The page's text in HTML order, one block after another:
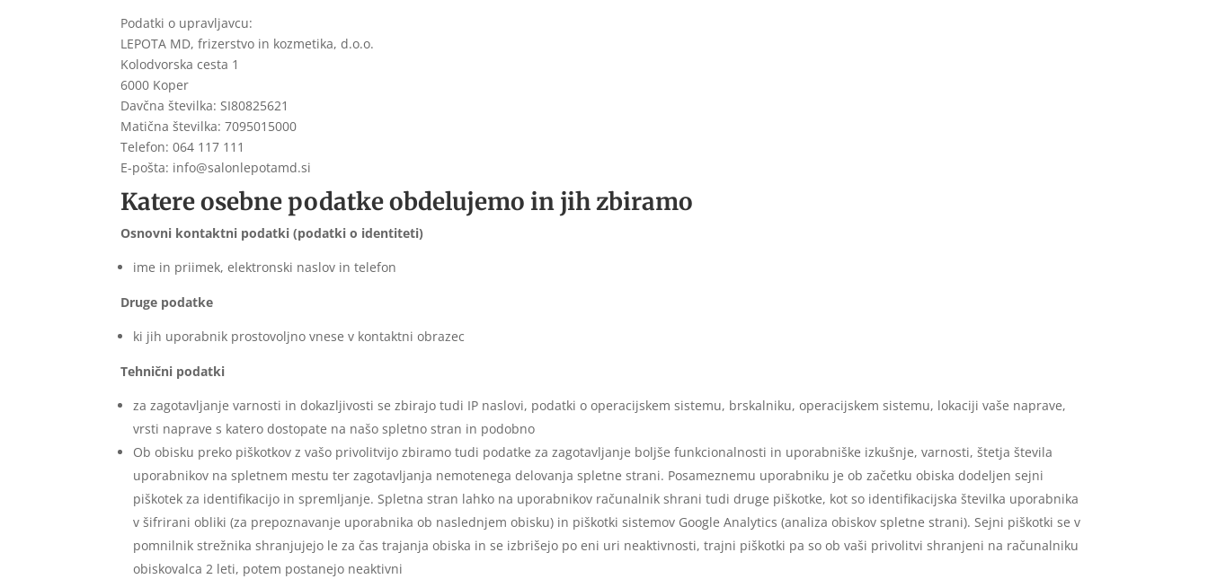
Podatki o upravljavcu:
LEPOTA MD, frizerstvo in kozmetika, d.o.o.
Kolodvorska cesta 1
6000 Koper
Davčna številka: SI80825621
Matična številka: 7095015000
Telefon: 064 117 111
E-pošta: info@salonlepotamd.si
Katere osebne podatke obdelujemo in jih zbiramo
Osnovni kontaktni podatki (podatki o identiteti)
ime in priimek, elektronski naslov in telefon
Druge podatke
ki jih uporabnik prostovoljno vnese v kontaktni obrazec
Tehnični podatki
za zagotavljanje varnosti in dokazljivosti se zbirajo tudi IP naslovi, podatki o operacijskem sistemu, brskalniku, operacijskem sistemu, lokaciji vaše naprave,
vrsti naprave s katero dostopate na našo spletno stran in podobno
Ob obisku preko piškotkov z vašo privolitvijo zbiramo tudi podatke za zagotavljanje boljše funkcionalnosti in uporabniške izkušnje, varnosti, štetja števila
uporabnikov na spletnem mestu ter zagotavljanja nemotenega delovanja spletne strani. Posameznemu uporabniku je ob začetku obiska dodeljen sejni
piškotek za identifikacijo in spremljanje. Spletna stran lahko na uporabnikov računalnik shrani tudi druge piškotke, kot so identifikacijska številka uporabnika
v šifrirani obliki (za prepoznavanje uporabnika ob naslednjem obisku) in piškotki sistemov Google Analytics (analiza obiskov spletne strani). Sejni piškotki se v
pomnilnik strežnika shranjujejo le za čas trajanja obiska in se izbrišejo po eni uri neaktivnosti, trajni piškotki pa so ob vaši privolitvi shranjeni na računalniku
obiskovalca 2 leti, potem postanejo neaktivni